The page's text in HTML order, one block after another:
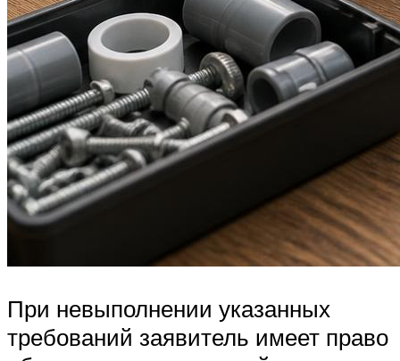
При невыполнении указанных
требований заявитель имеет право